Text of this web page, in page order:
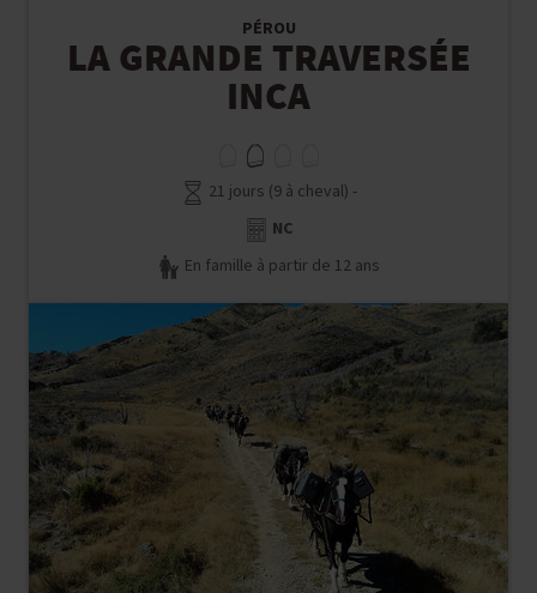
PÉROU
LA GRANDE TRAVERSÉE
INCA
21 jours (9 à cheval) -
NC
En famille à partir de 12 ans